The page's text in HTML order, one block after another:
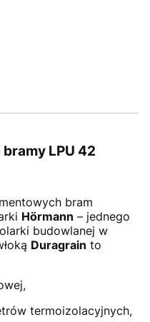
LPU 42
bram
Hörmann – jednego
budowlanej w
Duragrain to
termoizolacyjnych,